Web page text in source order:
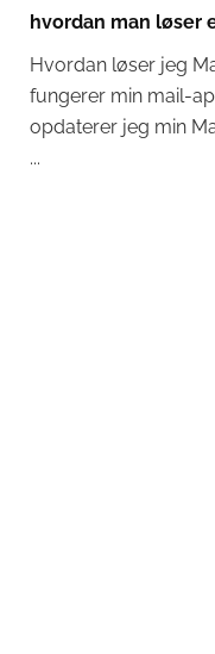
hvordan man løser
Hvordan løser jeg
fungerer min mail-
opdaterer jeg min
...